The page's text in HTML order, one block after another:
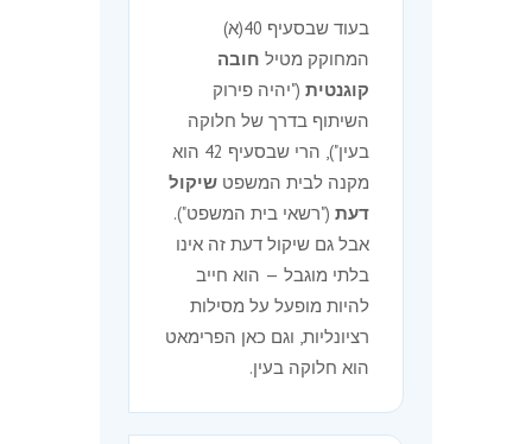
בעוד שבסעיף 40(א)
המחוקק מטיל חובה
קוגנטית ("יהיה פירוק
השיתוף בדרך של חלוקה
בעין"), הרי שבסעיף 42 הוא
מקנה לבית המשפט שיקול
דעת ("רשאי בית המשפט").
אבל גם שיקול דעת זה אינו
בלתי מוגבל — הוא חייב
להיות מופעל על מסילות
רציונליות, וגם כאן הפרימאט
הוא חלוקה בעין.